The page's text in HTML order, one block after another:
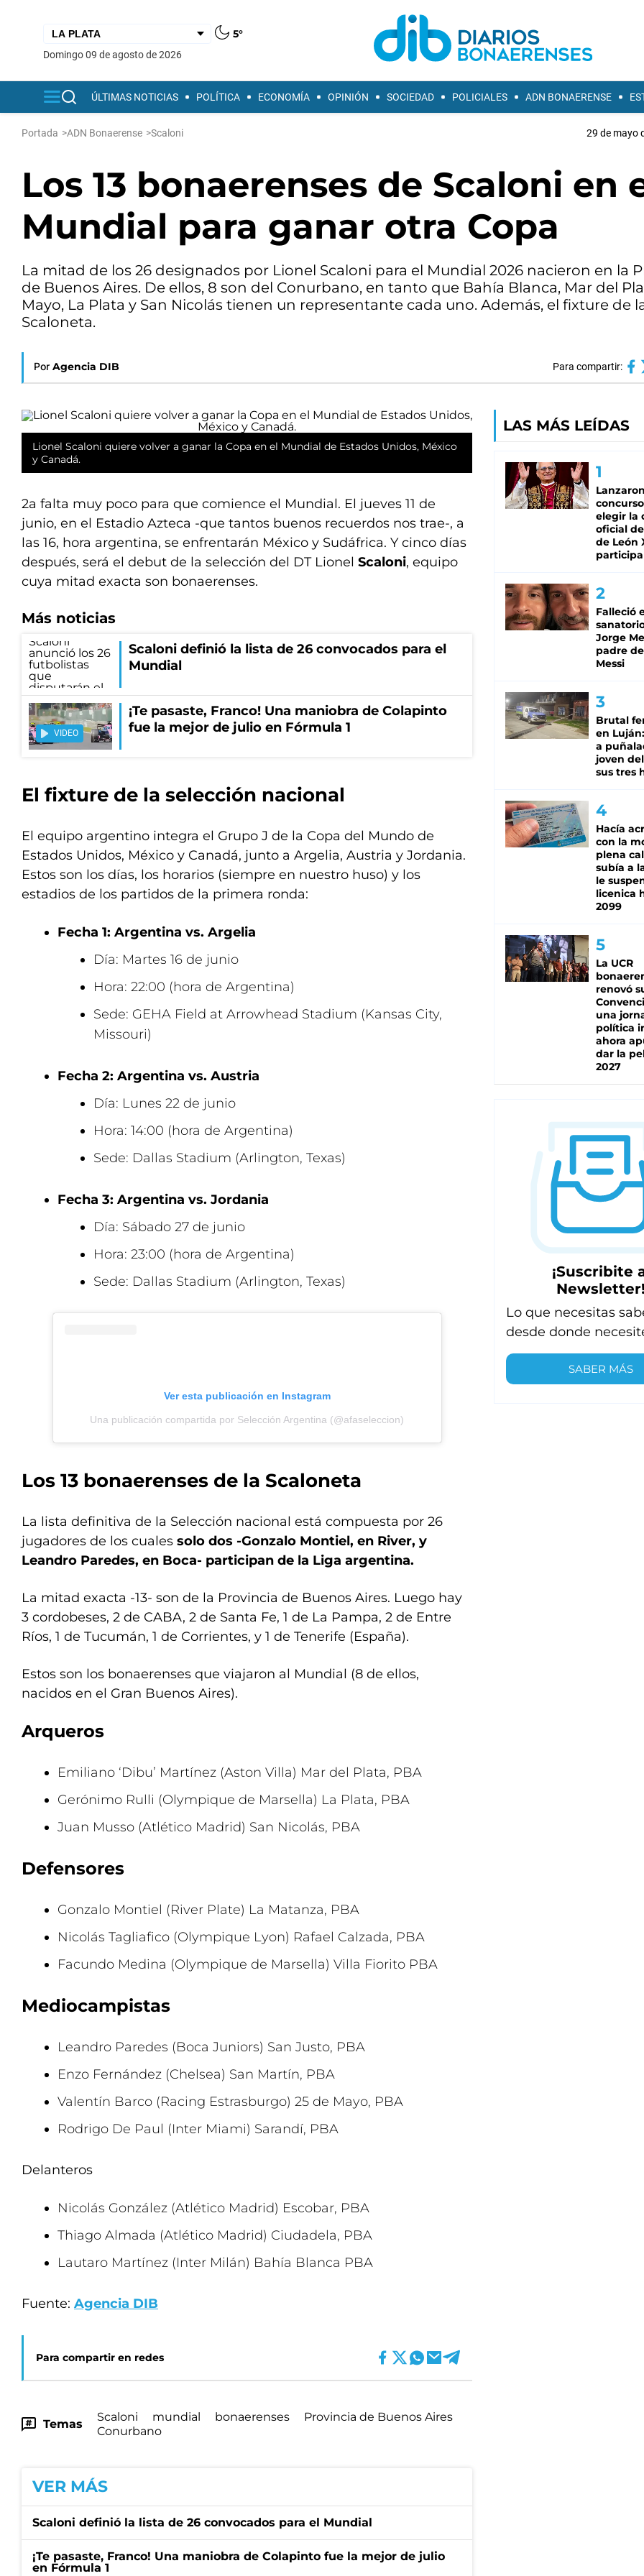
5°
domingo 09 de agosto de 2026
ÚLTIMAS NOTICIAS POLÍTICA ECONOMÍA OPINIÓN SOCIEDAD POLICIALES ADN BONAERENSE
Portada >ADN Bonaerense >Scaloni 29 de mayo
Los 13 bonaerenses de Scaloni en
Mundial para ganar otra Copa
La mitad de los 26 designados por Lionel Scaloni para el Mundial 2026 nacieron en la
de Buenos Aires. De ellos, 8 son del Conurbano, en tanto que Bahía Blanca, Mar del
Mayo, La Plata y San Nicolás tienen un representante cada uno. Además, el fixture de
Scaloneta.
Por Agencia DIB Para compartir:
Lionel Scaloni quiere volver a ganar la Copa en el Mundial de Estados Unidos, México
y Canadá.
2a falta muy poco para que comience el Mundial. El jueves 11 de
junio, en el Estadio Azteca -que tantos buenos recuerdos nos trae-, a
las 16, hora argentina, se enfrentarán México y Sudáfrica. Y cinco días
después, será el debut de la selección del DT Lionel Scaloni, equipo
cuya mitad exacta son bonaerenses.
Más noticias
Scaloni definió la lista de 26 convocados para el
Mundial
VIDEO
¡Te pasaste, Franco! Una maniobra de Colapinto
fue la mejor de julio en Fórmula 1
El fixture de la selección nacional
El equipo argentino integra el Grupo J de la Copa del Mundo de
Estados Unidos, México y Canadá, junto a Argelia, Austria y Jordania.
Estos son los días, los horarios (siempre en nuestro huso) y los
estadios de los partidos de la primera ronda:
Fecha 1: Argentina vs. Argelia
Día: Martes 16 de junio
Hora: 22:00 (hora de Argentina)
Sede: GEHA Field at Arrowhead Stadium (Kansas City,
Missouri)
Fecha 2: Argentina vs. Austria
Día: Lunes 22 de junio
Hora: 14:00 (hora de Argentina)
Sede: Dallas Stadium (Arlington, Texas)
Fecha 3: Argentina vs. Jordania
Día: Sábado 27 de junio
Hora: 23:00 (hora de Argentina)
Sede: Dallas Stadium (Arlington, Texas)
Ver esta publicación en Instagram
Una publicación compartida por Selección Argentina (@afaseleccion)
Los 13 bonaerenses de la Scaloneta
La lista definitiva de la Selección nacional está compuesta por 26
jugadores de los cuales solo dos -Gonzalo Montiel, en River, y
Leandro Paredes, en Boca- participan de la Liga argentina.
La mitad exacta -13- son de la Provincia de Buenos Aires. Luego hay
3 cordobeses, 2 de CABA, 2 de Santa Fe, 1 de La Pampa, 2 de Entre
Ríos, 1 de Tucumán, 1 de Corrientes, y 1 de Tenerife (España).
Estos son los bonaerenses que viajaron al Mundial (8 de ellos,
nacidos en el Gran Buenos Aires).
Arqueros
Emiliano ‘Dibu’ Martínez (Aston Villa) Mar del Plata, PBA
Gerónimo Rulli (Olympique de Marsella) La Plata, PBA
Juan Musso (Atlético Madrid) San Nicolás, PBA
Defensores
Gonzalo Montiel (River Plate) La Matanza, PBA
Nicolás Tagliafico (Olympique Lyon) Rafael Calzada, PBA
Facundo Medina (Olympique de Marsella) Villa Fiorito PBA
Mediocampistas
Leandro Paredes (Boca Juniors) San Justo, PBA
Enzo Fernández (Chelsea) San Martín, PBA
Valentín Barco (Racing Estrasburgo) 25 de Mayo, PBA
Rodrigo De Paul (Inter Miami) Sarandí, PBA
Delanteros
Nicolás González (Atlético Madrid) Escobar, PBA
Thiago Almada (Atlético Madrid) Ciudadela, PBA
Lautaro Martínez (Inter Milán) Bahía Blanca PBA
Fuente: Agencia DIB
Para compartir en redes
Temas
Scaloni mundial bonaerenses
Provincia de Buenos Aires
Conurbano
VER MÁS
Scaloni definió la lista de 26 convocados para el Mundial
¡Te pasaste, Franco! Una maniobra de Colapinto fue la mejor de julio
en Fórmula 1
LAS MÁS LEÍDAS
elegir la
oficial
de León
Falleció
Jorge
padre
Messi
Brutal
en
a
joven
sus tres
Hacía
con la
plena
subía a
le
licenica
2099
La UCR
renovó
una
política
ahora
dar la
2027
¡Suscribite
Newsletter!
Lo que necesitas
desde donde
SABER MÁS